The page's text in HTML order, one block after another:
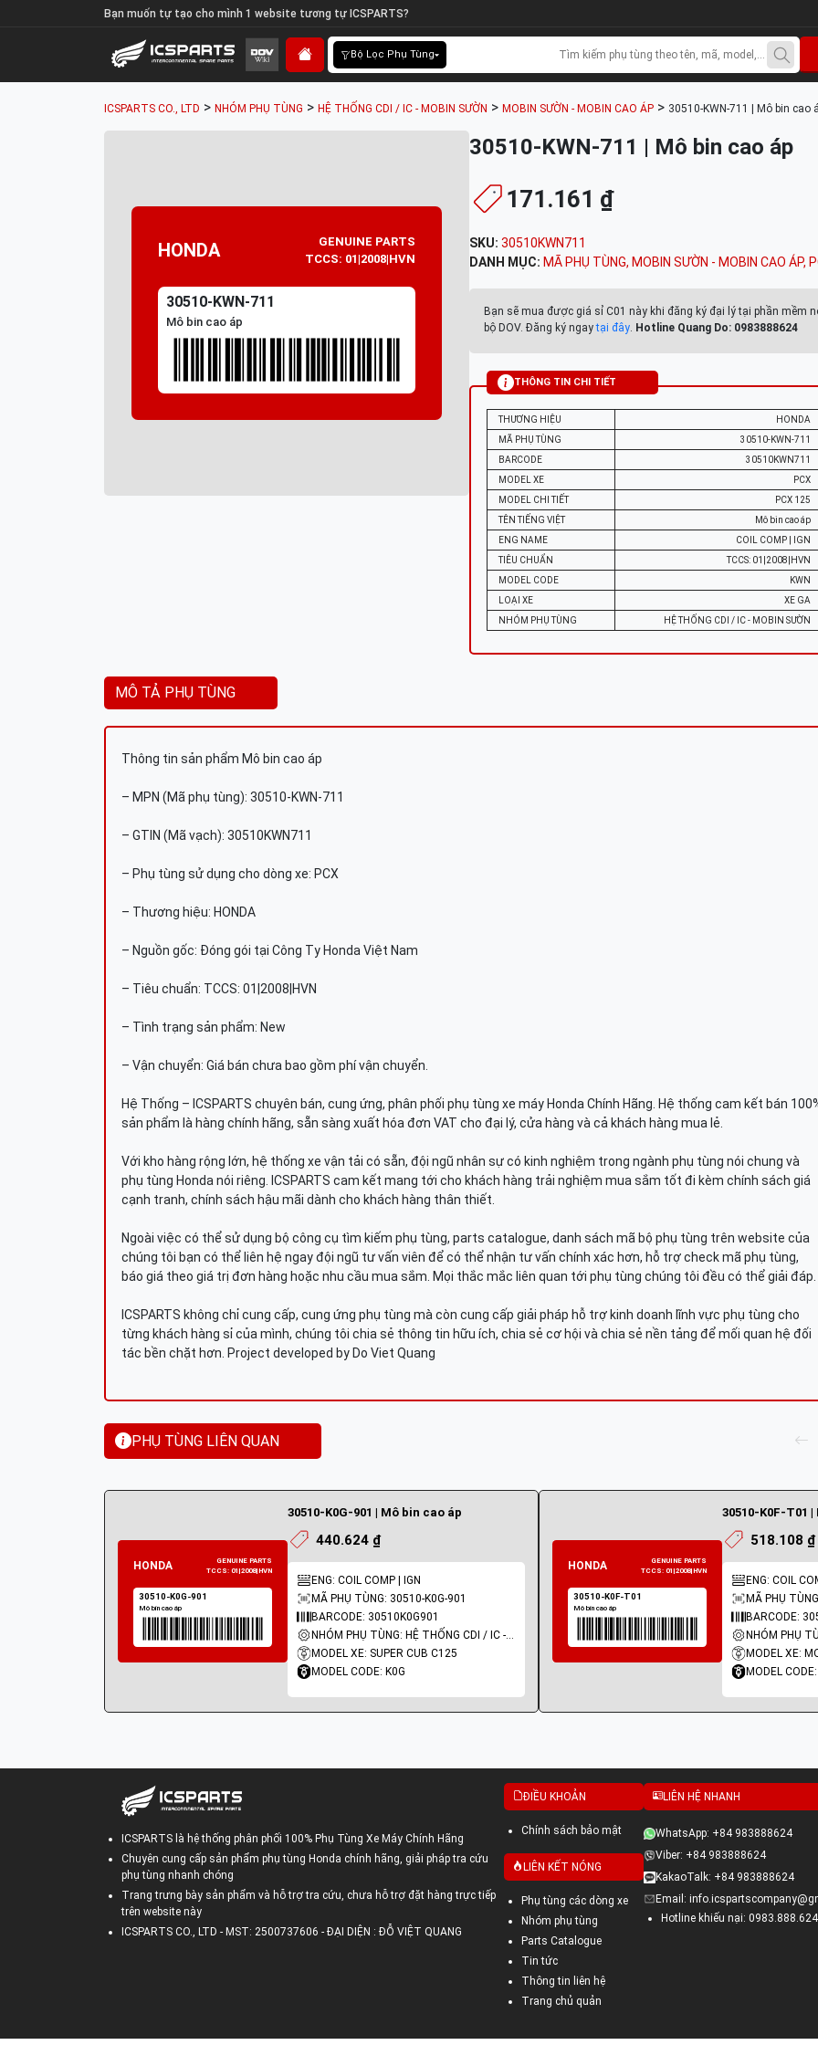
Bạn muốn tự tạo cho mình 1 website tương tự ICSPARTS?
Bộ Lọc Phụ Tùng
ICSPARTS CO., LTD > NHÓM PHỤ TÙNG > HỆ THỐNG CDI / IC - MOBIN SƯỜN > MOBIN SƯỜN - MOBIN CAO ÁP > 30510-KWN-711 | Mô bin cao
HONDA
GENUINE PARTS
TCCS: 01|2008|HVN
30510-KWN-711
Mô bin cao áp
30510-KWN-711 | Mô bin cao áp
171.161 ₫
SKU: 30510KWN711
DANH MỤC: MÃ PHỤ TÙNG, MOBIN SƯỜN - MOBIN CAO ÁP,
Bạn sẽ mua được giá sỉ C01 này khi đăng ký đại lý tại phần mềm
bộ DOV. Đăng ký ngaytại đây. Hotline Quang Do: 0983888624
THÔNG TIN CHI TIẾT
THƯƠNG HIỆU
HONDA
MÃ PHỤ TÙNG
30510-KWN-711
BARCODE
30510KWN711
MODEL XE
PCX
MODEL CHI TIẾT
PCX 125
TÊN TIẾNG VIỆT
Mô bin cao áp
ENG NAME
COIL COMP | IGN
TIÊU CHUẨN
TCCS: 01|2008|HVN
MODEL CODE
KWN
LOẠI XE
XE GA
NHÓM PHỤ TÙNG
HỆ THỐNG CDI / IC - MOBIN SƯỜN
MÔ TẢ PHỤ TÙNG
Thông tin sản phẩm Mô bin cao áp
– MPN (Mã phụ tùng): 30510-KWN-711
– GTIN (Mã vạch): 30510KWN711
– Phụ tùng sử dụng cho dòng xe: PCX
– Thương hiệu: HONDA
– Nguồn gốc: Đóng gói tại Công Ty Honda Việt Nam
– Tiêu chuẩn: TCCS: 01|2008|HVN
– Tình trạng sản phẩm: New
– Vận chuyển: Giá bán chưa bao gồm phí vận chuyển.
Hệ Thống – ICSPARTS chuyên bán, cung ứng, phân phối phụ tùng xe máy Honda Chính Hãng. Hệ thống cam kết bán
sản phẩm là hàng chính hãng, sẵn sàng xuất hóa đơn VAT cho đại lý, cửa hàng và cả khách hàng mua lẻ.
Với kho hàng rộng lớn, hệ thống xe vận tải có sẵn, đội ngũ nhân sự có kinh nghiệm trong ngành phụ tùng nói chung và
phụ tùng Honda nói riêng. ICSPARTS cam kết mang tới cho khách hàng trải nghiệm mua sắm tốt đi kèm chính sách giá
cạnh tranh, chính sách hậu mãi dành cho khách hàng thân thiết.
Ngoài việc có thể sử dụng bộ công cụ tìm kiếm phụ tùng, parts catalogue, danh sách mã bộ phụ tùng trên website của
chúng tôi bạn có thể liên hệ ngay đội ngũ tư vấn viên để có thể nhận tư vấn chính xác hơn, hỗ trợ check mã phụ tùng,
báo giá theo giá trị đơn hàng hoặc nhu cầu mua sắm. Mọi thắc mắc liên quan tới phụ tùng chúng tôi đều có thể giải đáp.
ICSPARTS không chỉ cung cấp, cung ứng phụ tùng mà còn cung cấp giải pháp hỗ trợ kinh doanh lĩnh vực phụ tùng cho
từng khách hàng sỉ của mình, chúng tôi chia sẻ thông tin hữu ích, chia sẻ cơ hội và chia sẻ nền tảng để mối quan hệ đối
tác bền chặt hơn. Project developed by Do Viet Quang
PHỤ TÙNG LIÊN QUAN
30510-K0G-901 | Mô bin cao áp
440.624 ₫
ENG: COIL COMP | IGN
MÃ PHỤ TÙNG: 30510-K0G-901
BARCODE: 30510K0G901
NHÓM PHỤ TÙNG: HỆ THỐNG CDI / IC - MOBIN SƯỜN
MODEL XE: SUPER CUB C125
MODEL CODE: K0G
30510-K0F-T01 |
518.108 ₫
ENG: COIL
MÃ PHỤ
BARCODE:
MODEL XE:
MODEL
ICSPARTS là hệ thống phân phối 100% Phụ Tùng Xe Máy Chính Hãng
Chuyên cung cấp sản phẩm phụ tùng Honda chính hãng, giải pháp tra cứu
phụ tùng nhanh chóng
Trang trưng bày sản phẩm và hỗ trợ tra cứu, chưa hỗ trợ đặt hàng trực tiếp
trên website này
ICSPARTS CO., LTD - MST: 2500737606 - ĐẠI DIỆN : ĐỖ VIỆT QUANG
ĐIỀU KHOẢN
Chính sách bảo mật
LIÊN KẾT NÓNG
Phụ tùng các dòng xe
Nhóm phụ tùng
Parts Catalogue
Tin tức
Thông tin liên hệ
Trang chủ quản
LIÊN HỆ NHANH
WhatsApp: +84 983888624
Viber: +84 983888624
KakaoTalk: +84 983888624
Email:
Hotline khiếu nại: 0983.888.624